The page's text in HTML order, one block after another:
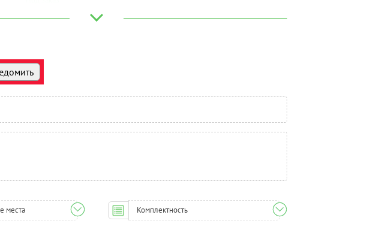
Под заказ
Под заказ
места Комплектность